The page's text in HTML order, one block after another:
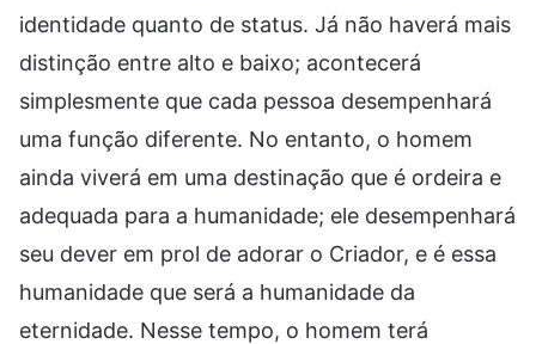
identidade quanto de status. Já não haverá mais
distinção entre alto e baixo; acontecerá
simplesmente que cada pessoa desempenhará
uma função diferente. No entanto, o homem
ainda viverá em uma destinação que é ordeira e
adequada para a humanidade; ele desempenhará
seu dever em prol de adorar o Criador, e é essa
humanidade que será a humanidade da
eternidade. Nesse tempo, o homem terá